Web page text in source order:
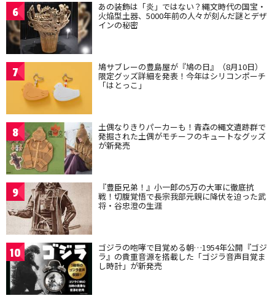
6 あの装飾は「炎」ではない？縄文時代の国宝・
火焔型土器、5000年前の人々が刻んだ謎とデザ
インの秘密
7 鳩サブレーの豊島屋が『鳩の日』（8月10日）
限定グッズ詳細を発表！今年はシリコンポーチ
「はとっこ」
8 土偶なりきりパーカーも！青森の縄文遺跡群で
発掘された土偶がモチーフのキュートなグッズ
が新発売
9 『豊臣兄弟！』小一郎の5万の大軍に徹底抗
戦！切腹覚悟で長宗我部元親に降伏を迫った武
将・谷忠澄の生涯
10 ゴジラの咆哮で目覚める朝…1954年公開『ゴジ
ラ』の貴重音源を搭載した「ゴジラ音声目覚ま
し時計」が新発売